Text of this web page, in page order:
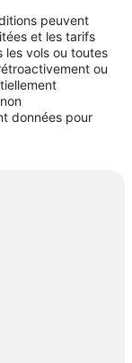
peuvent
et les tarifs
les vols ou toutes
ou
données pour